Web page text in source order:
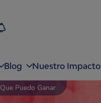
Blog Nuestro Impacto
Que Puedo Ganar